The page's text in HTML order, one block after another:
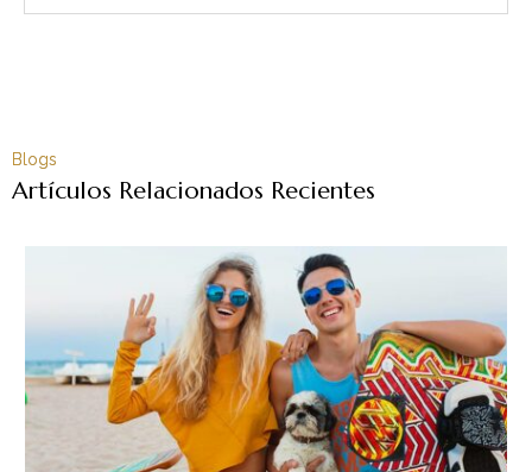
Blogs
Artículos Relacionados Recientes